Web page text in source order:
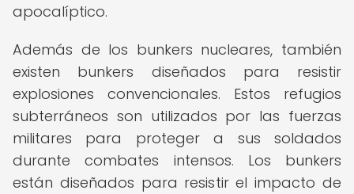
apocalíptico.
Además de los bunkers nucleares, también
existen bunkers diseñados para resistir
explosiones convencionales. Estos refugios
subterráneos son utilizados por las fuerzas
militares para proteger a sus soldados
durante combates intensos. Los bunkers
están diseñados para resistir el impacto de